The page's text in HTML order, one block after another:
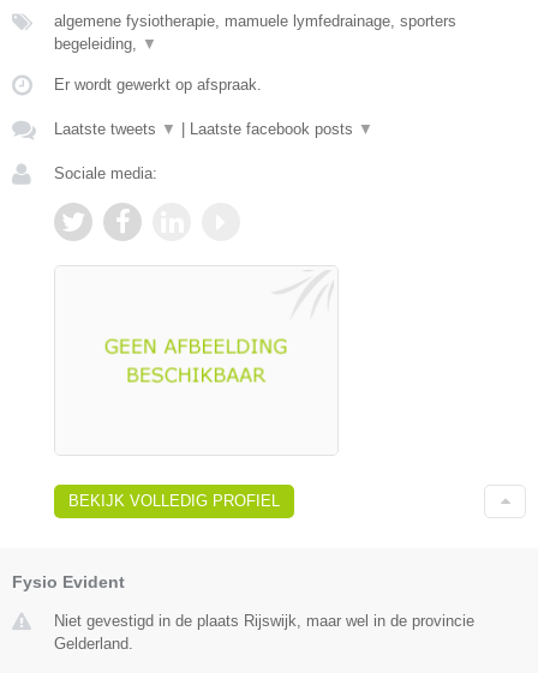
algemene fysiotherapie, mamuele lymfedrainage, sporters
begeleiding,
▼
Er wordt gewerkt op afspraak.
Laatste tweets ▼ Laatste facebook posts ▼
Sociale media:
BEKIJK VOLLEDIG PROFIEL
Fysio Evident
Niet gevestigd in de plaats Rijswijk, maar wel in de provincie
Gelderland.